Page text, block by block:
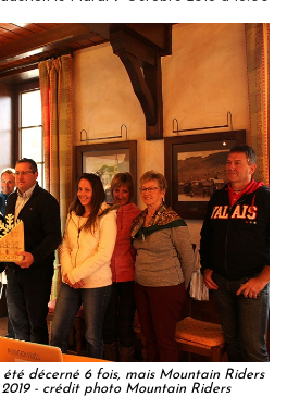
décerné 6 fois, mais Mountain Riders
2019 - crédit photo Mountain Riders